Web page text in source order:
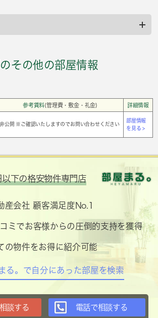
その他の部屋情報
参考賃料(管理費・敷金・礼金) 詳細情報
非公開 ※ご確認いたしますのでお問い合わせください
部屋情報
を見る >
下の格安物件専門店
産会社 顧客満足度No.1
ミでお客様からの圧倒的支持を獲得
の物件をお得に紹介可能
る。で自分にあった部屋を検索
談する 電話で相談する